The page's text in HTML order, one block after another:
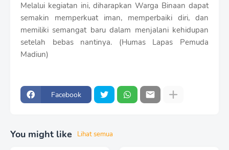
Melalui kegiatan ini, diharapkan Warga Binaan dapat
semakin memperkuat iman, memperbaiki diri, dan
memiliki semangat baru dalam menjalani kehidupan
setelah bebas nantinya. (Humas Lapas Pemuda
Madiun)
Facebook
You might like Lihat semua